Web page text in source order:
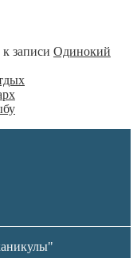
к записи Одинокий